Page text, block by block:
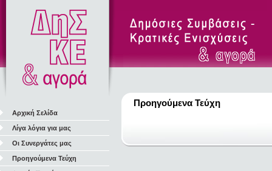
Αρχική Σελίδα
Λίγα λόγια για μας
Οι Συνεργάτες μας
Προηγούμενα Τεύχη
Προηγούμενα Τεύχη